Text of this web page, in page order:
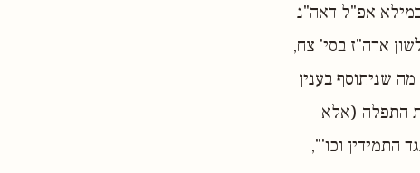
אפ"ל דאה"נ
אדה"ז בסי' צח,
שניתוסף בענין
התפלה (אלא
התמידין וכו'",